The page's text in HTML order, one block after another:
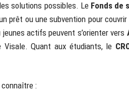
solutions possibles. Le Fonds de
prêt ou une subvention pour
actifs peuvent s’orienter vers
Quant aux étudiants, le
: